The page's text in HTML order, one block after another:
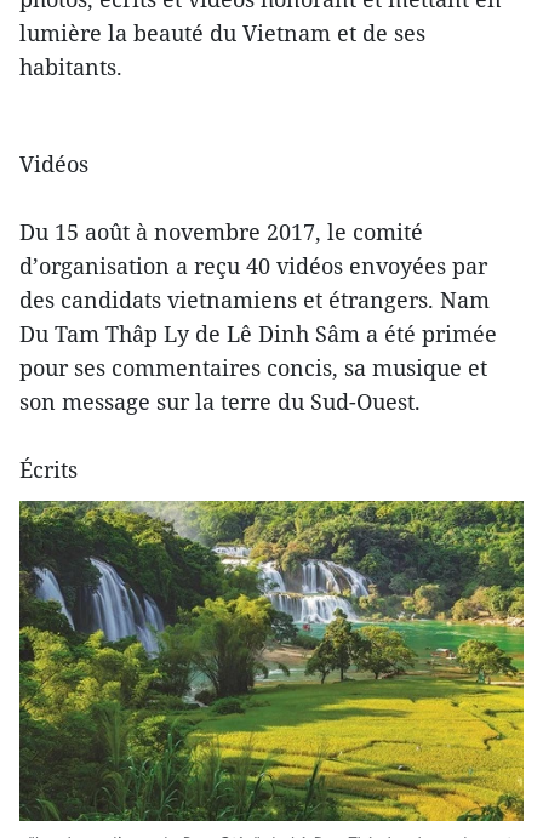
lumière la beauté du Vietnam et de ses
habitants.
Vidéos
Du 15 août à novembre 2017, le comité
d’organisation a reçu 40 vidéos envoyées par
des candidats vietnamiens et étrangers. Nam
Du Tam Thâp Ly de Lê Dinh Sâm a été primée
pour ses commentaires concis, sa musique et
son message sur la terre du Sud-Ouest.
Écrits